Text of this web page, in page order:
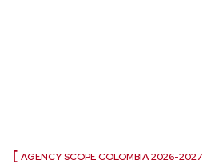
AGENCY SCOPE COLOMBIA 2026-2027